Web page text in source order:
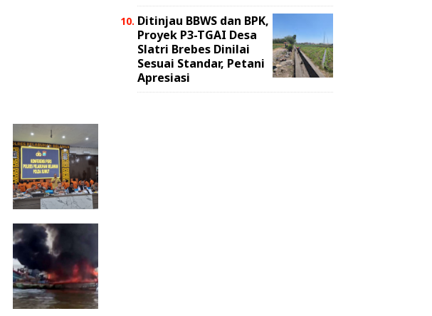
Ditinjau BBWS dan BPK,
Proyek P3-TGAI Desa
Slatri Brebes Dinilai
Sesuai Standar, Petani
Apresiasi